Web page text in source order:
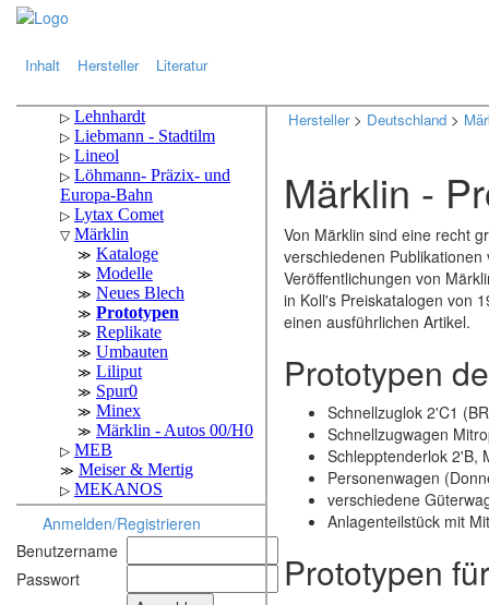
Inhalt Hersteller Literatur
Anmelden/Registrieren
Benutzername
Passwort
Hersteller> Deutschland >
Märklin -
Von Märklin sind eine recht
verschiedenen
Veröffentlichungen von
in Koll's Preiskatalogen von
einen ausführlichen Artikel.
Prototypen
Schnellzuglok 2'C1
Schnellzugwagen
Schlepptenderlok 2'B,
Personenwagen
verschiedene
Anlagenteilstück mit
Prototypen